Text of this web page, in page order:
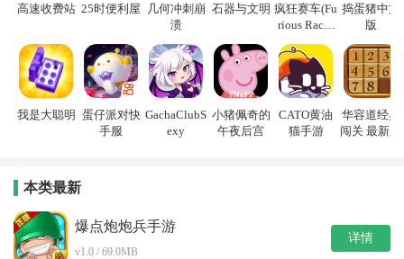
高速收费站 25时便利屋
几何冲刺崩
溃
石器与文明 疯狂赛车(Fu
rious Racin
捣蛋猪中文
版
我是大聪明 蛋仔派对快
手服
GachaClubS
exy
小猪佩奇的
午夜后宫
CATO黄油
猫手游
华容道经典
闯关 最新版
本类最新
爆点炮炮兵手游
v1.0 / 69.0MB
详情